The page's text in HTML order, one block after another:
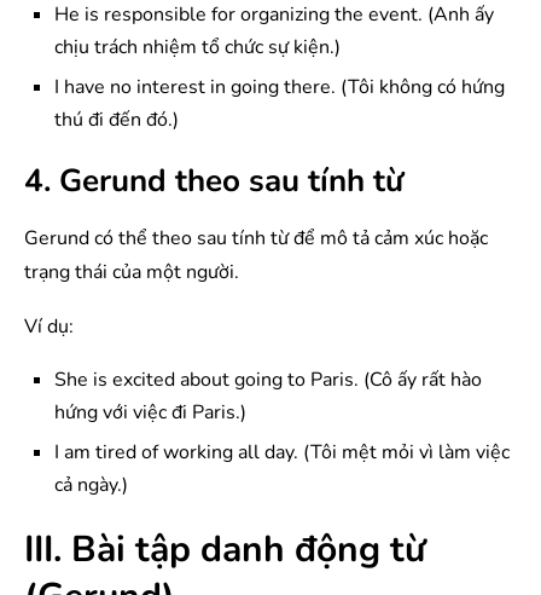
He is responsible for organizing the event. (Anh ấy
chịu trách nhiệm tổ chức sự kiện.)
I have no interest in going there. (Tôi không có hứng
thú đi đến đó.)
4. Gerund theo sau tính từ
Gerund có thể theo sau tính từ để mô tả cảm xúc hoặc
trạng thái của một người.
Ví dụ:
She is excited about going to Paris. (Cô ấy rất hào
hứng với việc đi Paris.)
I am tired of working all day. (Tôi mệt mỏi vì làm việc
cả ngày.)
III. Bài tập danh động từ